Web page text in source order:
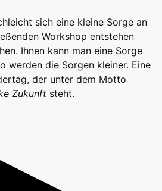
sich eine kleine Sorge an
Workshop entstehen
Ihnen kann man eine Sorge
werden die Sorgen kleiner. Eine
der unter dem Motto
Zukunft steht.